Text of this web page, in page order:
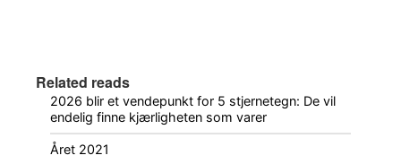
Related reads
2026 blir et vendepunkt for 5 stjernetegn: De vil
endelig finne kjærligheten som varer
Året 2021